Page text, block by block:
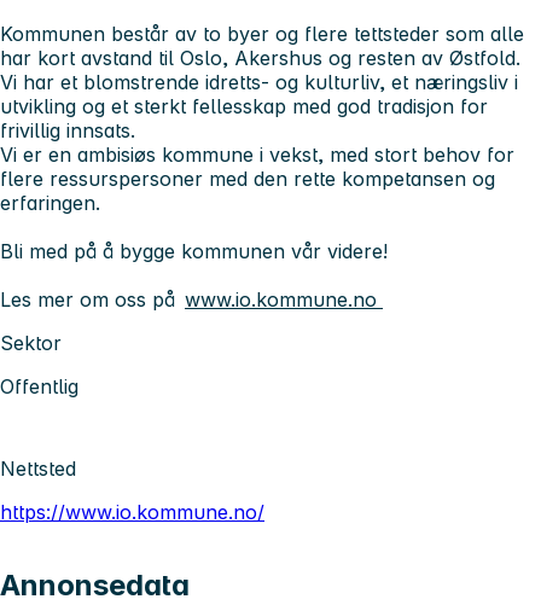
Kommunen består av to byer og flere tettsteder som alle
har kort avstand til Oslo, Akershus og resten av Østfold.
Vi har et blomstrende idretts- og kulturliv, et næringsliv i
utvikling og et sterkt fellesskap med god tradisjon for
frivillig innsats.
Vi er en ambisiøs kommune i vekst, med stort behov for
flere ressurspersoner med den rette kompetansen og
erfaringen.
Bli med på å bygge kommunen vår videre!
Les mer om oss på www.io.kommune.no
Sektor
Offentlig
Nettsted
https://www.io.kommune.no/
Annonsedata